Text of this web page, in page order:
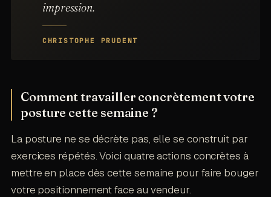
impression.
CHRISTOPHE PRUDENT
Comment travailler concrètement votre
posture cette semaine ?
La posture ne se décrète pas, elle se construit par
exercices répétés. Voici quatre actions concrètes à
mettre en place dès cette semaine pour faire bouger
votre positionnement face au vendeur.